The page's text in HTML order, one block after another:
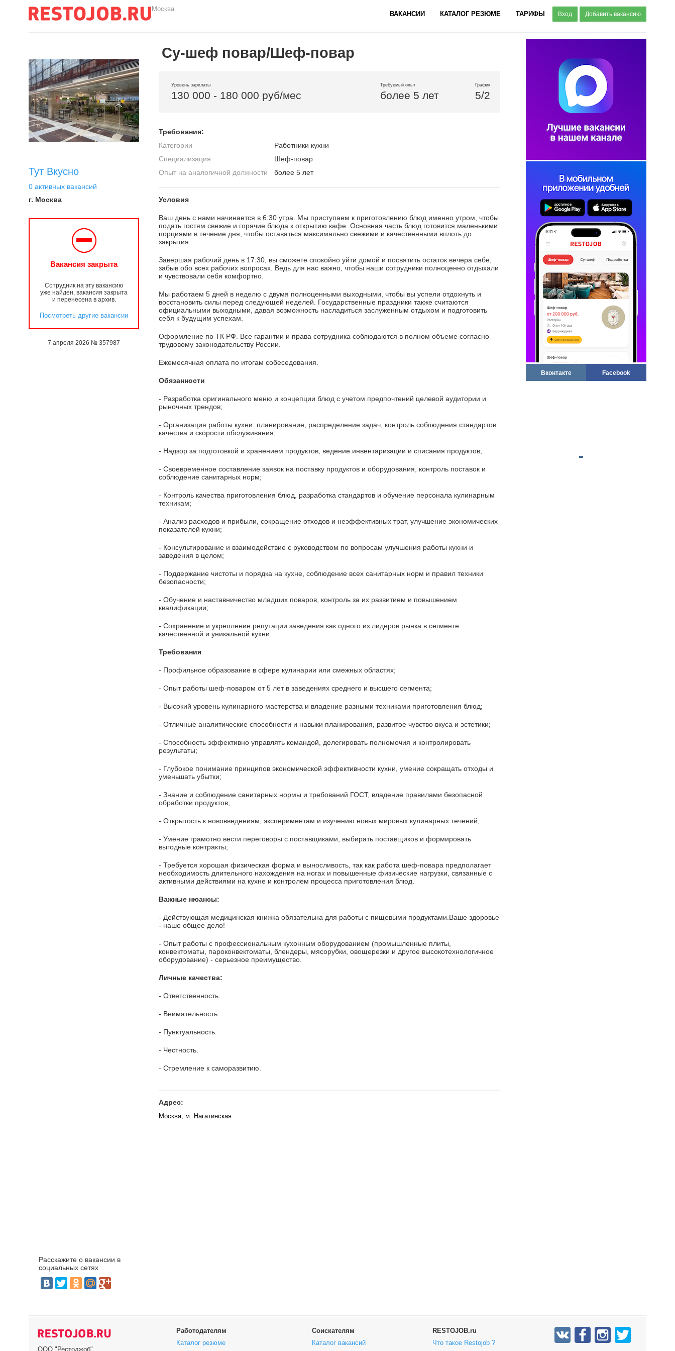
Москва
ВАКАНСИИ КАТАЛОГ РЕЗЮМЕ ТАРИФЫ Вход Добавить вакансию
Вконтакте Facebook
Тут Вкусно
0 активных вакансий
г. Москва
Вакансия закрыта
Сотрудник на эту вакансию
уже найден, вакансия закрыта
и перенесена в архив.
Посмотреть другие вакансии
7 апреля 2026 № 357987
Су-шеф повар/Шеф-повар
Уровень зарплаты
130 000 - 180 000 руб/мес
Требуемый опыт
более 5 лет
График
5/2
Требования:
Категории
Работники кухни
Специализация
Шеф-повар
Опыт на аналогичной должности
более 5 лет
Условия
Ваш день с нами начинается в 6:30 утра. Мы приступаем к приготовлению блюд именно утром, чтобы
подать гостям свежие и горячие блюда к открытию кафе. Основная часть блюд готовится маленькими
порциями в течение дня, чтобы оставаться максимально свежими и качественными вплоть до
закрытия.
Завершая рабочий день в 17:30, вы сможете спокойно уйти домой и посвятить остаток вечера себе,
забыв обо всех рабочих вопросах. Ведь для нас важно, чтобы наши сотрудники полноценно отдыхали
и чувствовали себя комфортно.
Мы работаем 5 дней в неделю с двумя полноценными выходными, чтобы вы успели отдохнуть и
восстановить силы перед следующей неделей. Государственные праздники также считаются
официальными выходными, давая возможность насладиться заслуженным отдыхом и подготовить
себя к будущим успехам.
Оформление по ТК РФ. Все гарантии и права сотрудника соблюдаются в полном объеме согласно
трудовому законодательству России.
Ежемесячная оплата по итогам собеседования.
Обязанности
- Разработка оригинального меню и концепции блюд с учетом предпочтений целевой аудитории и
рыночных трендов;
- Организация работы кухни: планирование, распределение задач, контроль соблюдения стандартов
качества и скорости обслуживания;
- Надзор за подготовкой и хранением продуктов, ведение инвентаризации и списания продуктов;
- Своевременное составление заявок на поставку продуктов и оборудования, контроль поставок и
соблюдение санитарных норм;
- Контроль качества приготовления блюд, разработка стандартов и обучение персонала кулинарным
техникам;
- Анализ расходов и прибыли, сокращение отходов и неэффективных трат, улучшение экономических
показателей кухни;
- Консультирование и взаимодействие с руководством по вопросам улучшения работы кухни и
заведения в целом;
- Поддержание чистоты и порядка на кухне, соблюдение всех санитарных норм и правил техники
безопасности;
- Обучение и наставничество младших поваров, контроль за их развитием и повышением
квалификации;
- Сохранение и укрепление репутации заведения как одного из лидеров рынка в сегменте
качественной и уникальной кухни.
Требования
- Профильное образование в сфере кулинарии или смежных областях;
- Опыт работы шеф-поваром от 5 лет в заведениях среднего и высшего сегмента;
- Высокий уровень кулинарного мастерства и владение разными техниками приготовления блюд;
- Отличные аналитические способности и навыки планирования, развитое чувство вкуса и эстетики;
- Способность эффективно управлять командой, делегировать полномочия и контролировать
результаты;
- Глубокое понимание принципов экономической эффективности кухни, умение сокращать отходы и
уменьшать убытки;
- Знание и соблюдение санитарных нормы и требований ГОСТ, владение правилами безопасной
обработки продуктов;
- Открытость к нововведениям, экспериментам и изучению новых мировых кулинарных течений;
- Умение грамотно вести переговоры с поставщиками, выбирать поставщиков и формировать
выгодные контракты;
- Требуется хорошая физическая форма и выносливость, так как работа шеф-повара предполагает
необходимость длительного нахождения на ногах и повышенные физические нагрузки, связанные с
активными действиями на кухне и контролем процесса приготовления блюд.
Важные нюансы:
- Действующая медицинская книжка обязательна для работы с пищевыми продуктами.Ваше здоровье
- наше общее дело!
- Опыт работы с профессиональным кухонным оборудованием (промышленные плиты,
конвектоматы, пароконвектоматы, блендеры, мясорубки, овощерезки и другое высокотехнологичное
оборудование) - серьезное преимущество.
Личные качества:
- Ответственность.
- Внимательность.
- Пунктуальность.
- Честность.
- Стремление к саморазвитию.
Адрес:
Москва, м. Нагатинская
Расскажите о вакансии в
социальных сетях
ООО "Рестоджоб"
Работодателям
Каталог резюме
Соискателям
Каталог вакансий
RESTOJOB.ru
Что такое Restojob ?